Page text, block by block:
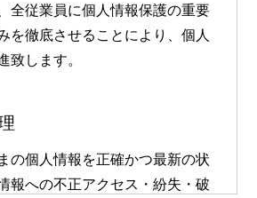
全従業員に個人情報保護の重要
を徹底させることにより、個人
致します。
の個人情報を正確かつ最新の状
報への不正アクセス・紛失・破